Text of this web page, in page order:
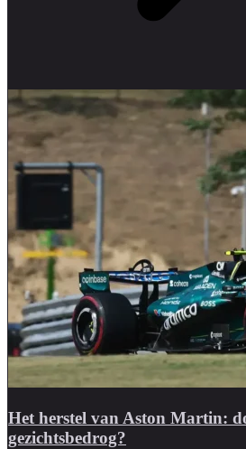
Het herstel van Aston Martin:
gezichtsbedrog?